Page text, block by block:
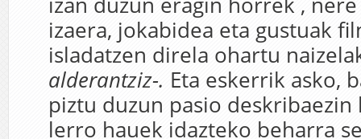
izaera, jokabidea eta gustuak
isladatzen direla ohartu
alderantziz-. Eta eskerrik asko,
piztu duzun pasio
lerro hauek idazteko beharra